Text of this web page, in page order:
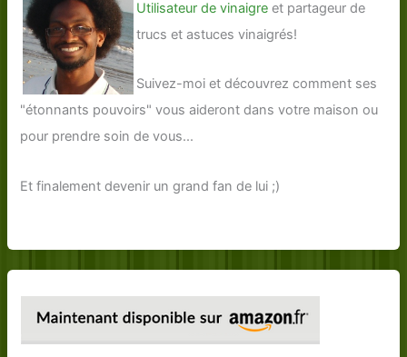
Utilisateur de vinaigre et partageur de
trucs et astuces vinaigrés!
Suivez-moi et découvrez comment ses
"étonnants pouvoirs" vous aideront dans votre maison ou
pour prendre soin de vous...
Et finalement devenir un grand fan de lui ;)